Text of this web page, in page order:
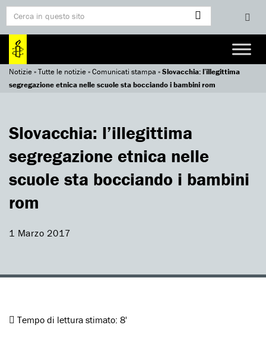
Notizie»Tutte le notizie»Comunicati stampa »Slovacchia: l’illegittima
segregazione etnica nelle scuole sta bocciando i bambini rom
Slovacchia: l’illegittima
segregazione etnica nelle
scuole sta bocciando i bambini
rom
1 Marzo 2017
Tempo di lettura stimato: 8'